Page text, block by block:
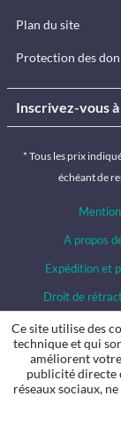
Plan du site
Protection des
Inscrivez-vous
* Tous les prix
échéant de
A propos
Expédition et
Droit de
Ce site utilise des
technique et qui
améliorent
publicité directe
réseaux sociaux,